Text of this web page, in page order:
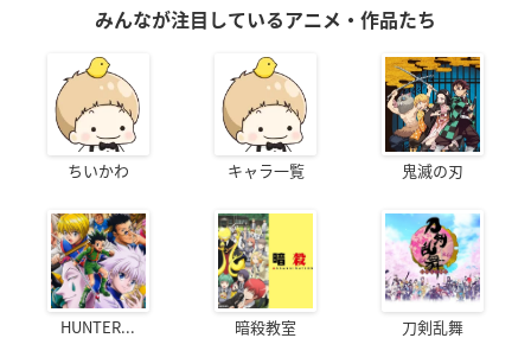
みんなが注目しているアニメ・作品たち
ちいかわ キャラ一覧 鬼滅の刃
HUNTER... 暗殺教室 刀剣乱舞